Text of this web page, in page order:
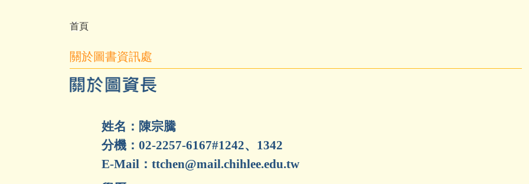
首頁
關於圖書資訊處
姓名：陳宗騰
分機：02-2257-6167#1242、1342
E-Mail：ttchen@mail.chihlee.edu.tw